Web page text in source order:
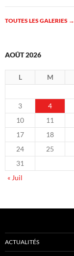
TOUTES LES GALERIES →
AOÛT 2026
L M
3
4
10
11
17
18
24
25
31
« Juil
ACTUALITÉS